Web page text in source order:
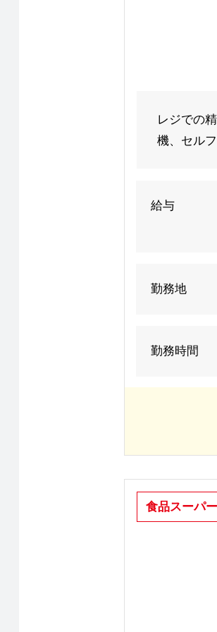
レジでの
機、セル
給与
勤務地
勤務時間
食品スーパ